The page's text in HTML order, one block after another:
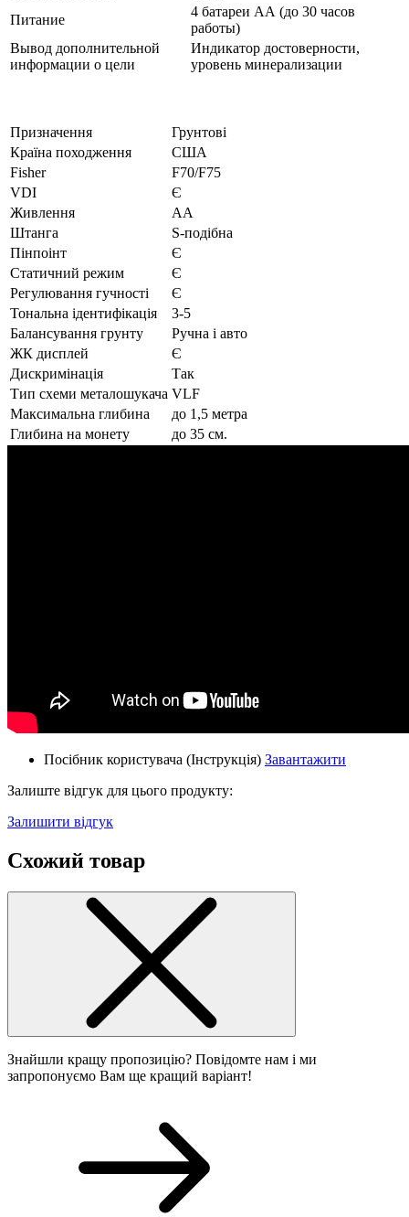
Питание
4 батареи АА (до 30 часов
работы)
Вывод дополнительной
информации о цели
Индикатор достоверности,
уровень минерализации
Призначення
Грунтові
Країна походження
США
Fisher
F70/F75
VDI
Є
Живлення
АА
Штанга
S-подібна
Пінпоінт
Є
Статичний режим
Є
Регулювання гучності
Є
Тональна ідентифікація
3-5
Балансування грунту
Ручна і авто
ЖК дисплей
Є
Дискримінація
Так
Тип схеми металошукача VLF
Максимальна глибина
до 1,5 метра
Глибина на монету
до 35 см.
Посібник користувача (Інструкція) Завантажити
Залиште відгук для цього продукту:
Залишити відгук
Схожий товар
Знайшли кращу пропозицію? Повідомте нам і ми
запропонуємо Вам ще кращий варіант!